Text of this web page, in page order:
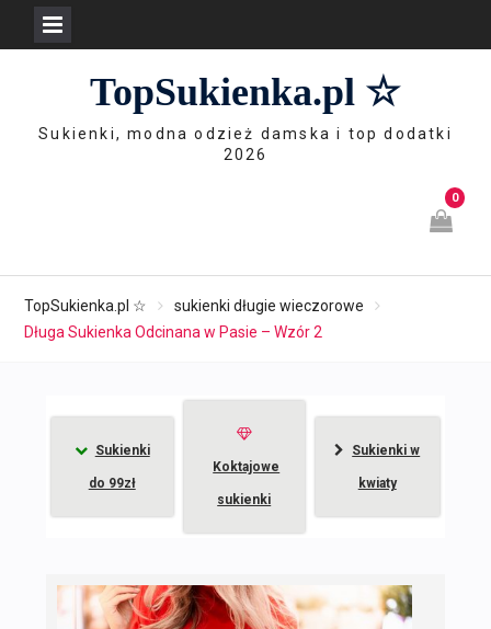
TopSukienka.pl ☆
Sukienki, modna odzież damska i top dodatki
2026
0
TopSukienka.pl ☆
sukienki długie wieczorowe
Długa Sukienka Odcinana w Pasie – Wzór 2
Sukienki
do 99zł
Koktajowe
sukienki
Sukienki w
kwiaty